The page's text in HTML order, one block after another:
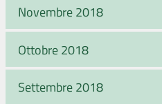
Novembre 2018
Ottobre 2018
Settembre 2018